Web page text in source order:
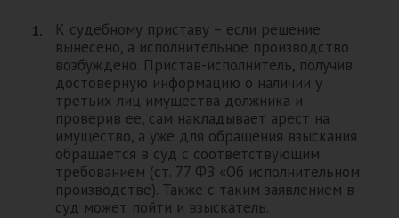
К судебному приставу – если решение
вынесено, а исполнительное производство
возбуждено. Пристав-исполнитель, получив
достоверную информацию о наличии у
третьих лиц имущества должника и
проверив ее, сам накладывает арест на
имущество, а уже для обращения взыскания
обращается в суд с соответствующим
требованием (ст. 77 ФЗ «Об исполнительном
производстве). Также с таким заявлением в
суд может пойти и взыскатель.